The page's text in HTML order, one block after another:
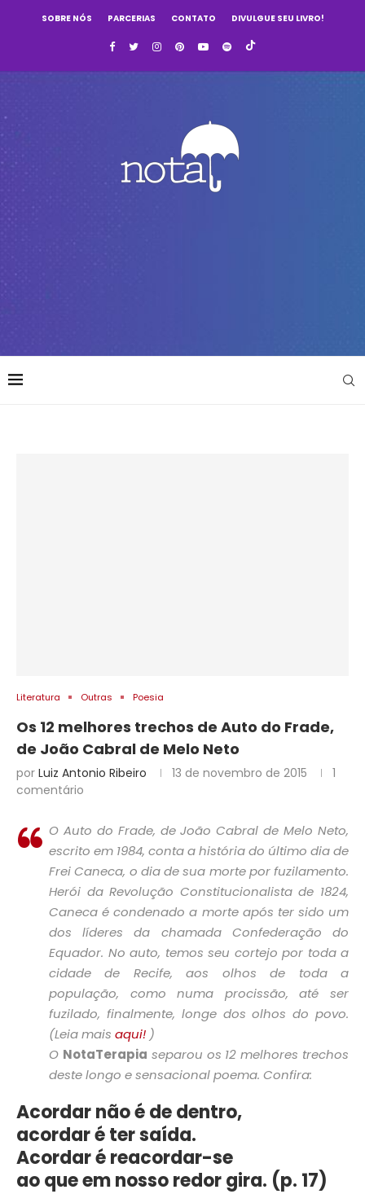
SOBRE NÓS PARCERIAS CONTATO DIVULGUE SEU LIVRO!
Literatura Outras Poesia
Os 12 melhores trechos de Auto do Frade,
de João Cabral de Melo Neto
por Luiz Antonio Ribeiro 13 de novembro de 2015
1
comentário
O Auto do Frade, de João Cabral de Melo Neto,
escrito em 1984, conta a história do último dia de
Frei Caneca, o dia de sua morte por fuzilamento.
Herói da Revolução Constitucionalista de 1824,
Caneca é condenado a morte após ter sido um
dos líderes da chamada Confederação do
Equador. No auto, temos seu cortejo por toda a
cidade de Recife, aos olhos de toda a
população, como numa procissão, até ser
fuzilado, finalmente, longe dos olhos do povo.
(Leia mais aqui! )
O NotaTerapia separou os 12 melhores trechos
deste longo e sensacional poema. Confira:
Acordar não é de dentro,
acordar é ter saída.
Acordar é reacordar-se
ao que em nosso redor gira. (p. 17)